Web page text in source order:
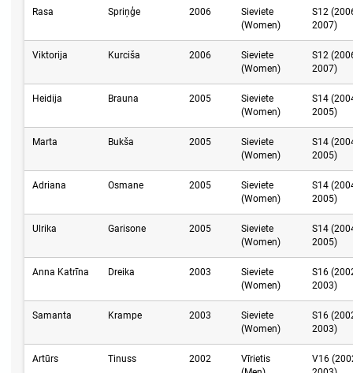
Rasa Spriņģe 2006
Sieviete
(Women)
S12
2007)
Viktorija Kurciša 2006
Sieviete
(Women)
S12
2007)
Heidija Brauna 2005
Sieviete
(Women)
S14
2005)
Marta Bukša 2005
Sieviete
(Women)
S14
2005)
Adriana Osmane 2005
Sieviete
(Women)
S14
2005)
Ulrika Garisone 2005
Sieviete
(Women)
S14
2005)
Anna Katrīna Dreika 2003
Sieviete
(Women)
S16
2003)
Samanta Krampe 2003
Sieviete
(Women)
S16
2003)
Artūrs Tinuss 2002
Vīrietis
V16